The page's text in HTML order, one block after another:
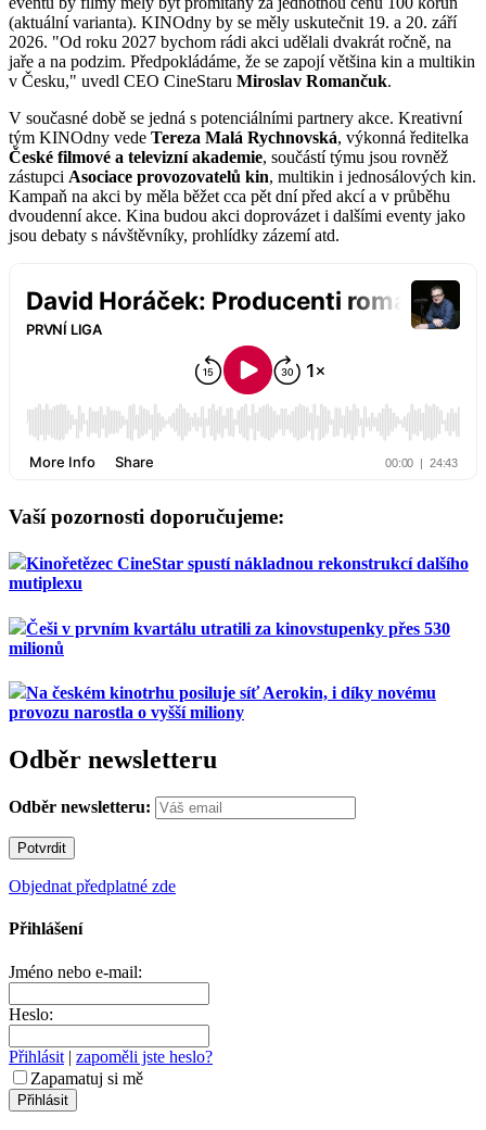
(aktuální varianta). KINOdny by se měly uskutečnit 19. a 20. září
2026. "Od roku 2027 bychom rádi akci udělali dvakrát ročně, na
jaře a na podzim. Předpokládáme, že se zapojí většina kin a multikin
v Česku," uvedl CEO CineStaru Miroslav Romančuk.
V současné době se jedná s potenciálními partnery akce. Kreativní
tým KINOdny vede Tereza Malá Rychnovská, výkonná ředitelka
České filmové a televizní akademie, součástí týmu jsou rovněž
zástupci Asociace provozovatelů kin, multikin i jednosálových kin.
Kampaň na akci by měla běžet cca pět dní před akcí a v průběhu
dvoudenní akce. Kina budou akci doprovázet i dalšími eventy jako
jsou debaty s návštěvníky, prohlídky zázemí atd.
Vaší pozornosti doporučujeme:
Kinořetězec CineStar spustí nákladnou rekonstrukcí dalšího
mutiplexu
Češi v prvním kvartálu utratili za kinovstupenky přes 530
milionů
Na českém kinotrhu posiluje síť Aerokin, i díky novému
provozu narostla o vyšší miliony
Odběr newsletteru
Odběr newsletteru:
Objednat předplatné zde
Přihlášení
Jméno nebo e-mail:
Heslo:
Přihlásit | zapoměli jste heslo?
Zapamatuj si mě